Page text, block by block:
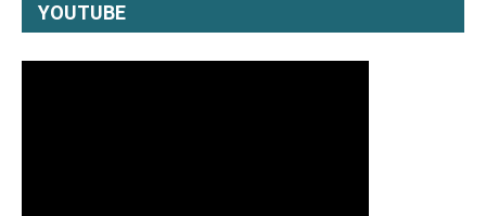
YOUTUBE